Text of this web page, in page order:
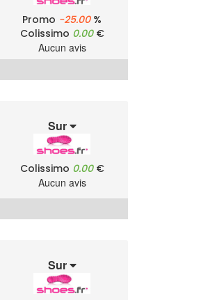
Promo -25.00%
Colissimo 0.00€
Aucun avis
Sur
Colissimo 0.00€
Aucun avis
Sur